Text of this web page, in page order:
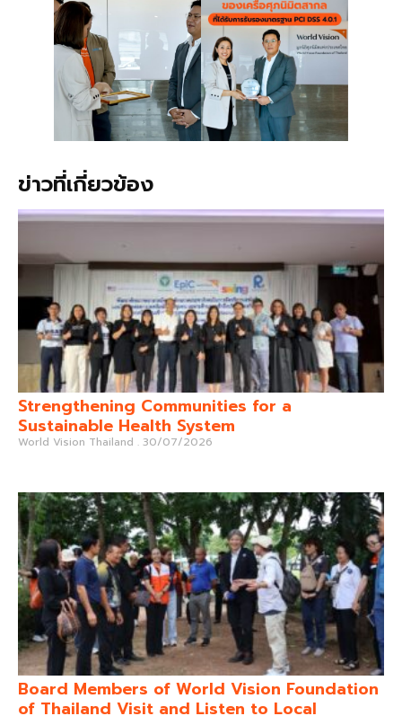
ข่าวที่เกี่ยวข้อง
Strengthening Communities for a
Sustainable Health System
World Vision Thailand 30/07/2026
Board Members of World Vision Foundation
of Thailand Visit and Listen to Local